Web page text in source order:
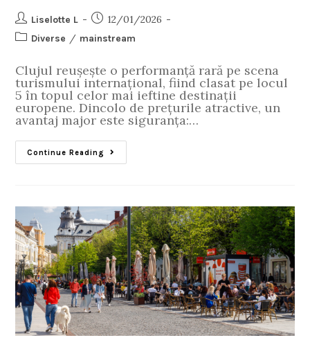
Liselotte L 12/01/2026
Diverse / mainstream
Clujul reușește o performanță rară pe scena
turismului internațional, fiind clasat pe locul
5 în topul celor mai ieftine destinații
europene. Dincolo de prețurile atractive, un
avantaj major este siguranța:…
Continue Reading